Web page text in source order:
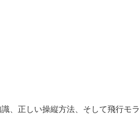
、正しい操縦方法、そして飛行モ